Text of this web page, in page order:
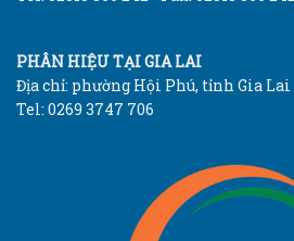
PHÂN HIỆU TẠI GIA LAI
Địa chỉ: phường Hội Phú, tỉnh Gia Lai
Tel: 0269 3747 706